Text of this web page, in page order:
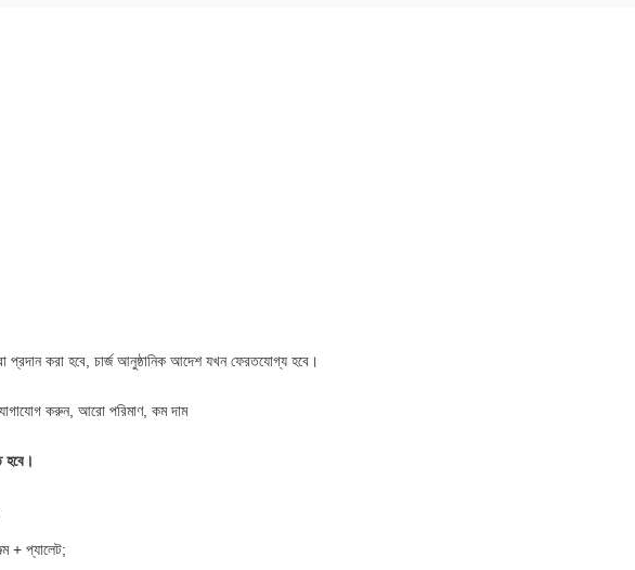
প্রদান করা হবে, চার্জ আনুষ্ঠানিক আদেশ যখন ফেরতযোগ্য হবে।
করুন, আরো পরিমাণ, কম দাম
হবে।
+ প্যালেট;